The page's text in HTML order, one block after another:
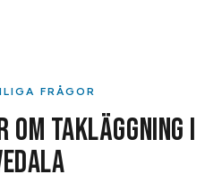
FRÅGOR
OM TAKLÄGGNING I